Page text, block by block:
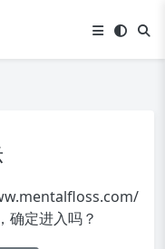
，确定进入吗？